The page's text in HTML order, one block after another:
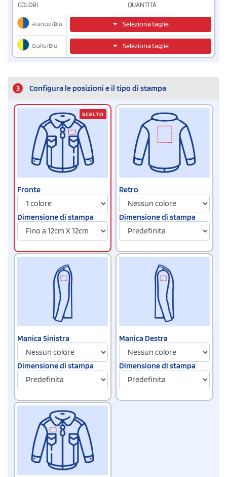
COLORI QUANTITÀ
Arancio/Blu Seleziona taglie
Giallo/Blu Seleziona taglie
3 Configura le posizioni e il tipo di stampa
Fronte
Dimensione di stampa
SCELTO
Retro
Dimensione di stampa
Manica Sinistra
Dimensione di stampa
Manica Destra
Dimensione di stampa